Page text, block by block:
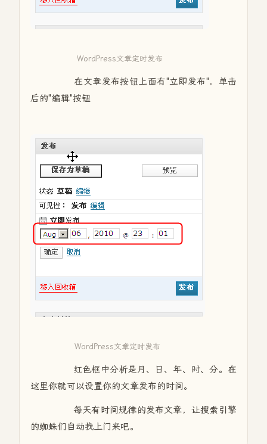
WordPress文章定时发布
在文章发布按钮上面有"立即发布"，单击
后的"编辑"按钮
WordPress文章定时发布
红色框中分析是月、日、年、时、分。在
这里你就可以设置你的文章发布的时间。
每天有时间规律的发布文章，让搜索引擎
的蜘蛛们自动找上门来吧。